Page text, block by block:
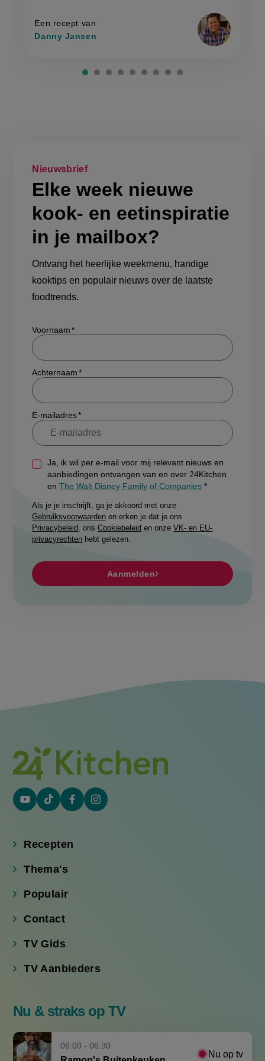
rijst'
Een recept van
Danny Jansen
rijst
Nieuwsbrief
Elke week nieuwe
kook- en eetinspiratie
in je mailbox?
Ontvang het heerlijke weekmenu, handige
kooktips en populair nieuws over de laatste
foodtrends.
Show/hide
Voornaam
Achternaam
E-mailadres
Ja, ik wil per e-mail voor mij relevant nieuws en
aanbiedingen ontvangen van en over 24Kitchen
enThe Walt Disney Family of Companies
Als je je inschrijft, ga je akkoord met onze
Gebruiksvoorwaarden en erken je dat je ons
Privacybeleid , onsCookiebeleid en onzeVK- en EU-
privacyrechten hebt gelezen.
Aanmelden
YouTube
link)
Tiktok
link)
Facebook
link)
Instagram
Recepten
Thema's
Populair
Contact
TV Gids
TV Aanbieders
Nu & straks op TV
06:00 - 06:30
Nu op tv